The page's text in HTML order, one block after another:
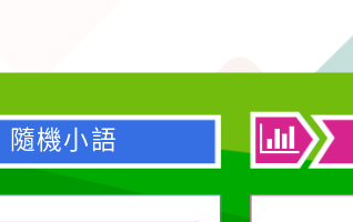
隨機小語